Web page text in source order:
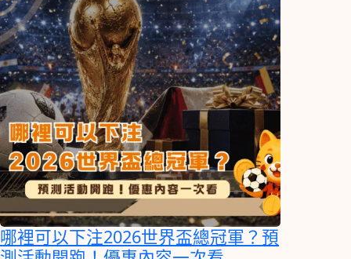
哪裡可以下注2026世界盃總冠軍？預